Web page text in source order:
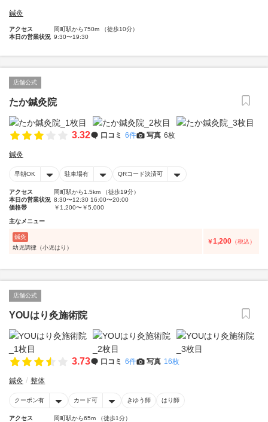
鍼灸
アクセス
岡町駅から750m （徒歩10分）
本日の営業状況 9:30〜19:30
店舗公式
たか鍼灸院
3.32 口コミ 6件 写真 6枚
鍼灸
早朝OK 駐車場有 QRコード決済可
アクセス
岡町駅から1.5km （徒歩19分）
本日の営業状況 8:30〜12:30 16:00〜20:00
価格帯
￥1,200〜￥5,000
主なメニュー
鍼灸
幼児調律（小児はり）
￥1,200 （税込）
店舗公式
YOUはり灸施術院
3.73 口コミ 6件 写真 16枚
鍼灸 整体
クーポン有 カード可 きゆう師 はり師
アクセス
岡町駅から65m （徒歩1分）